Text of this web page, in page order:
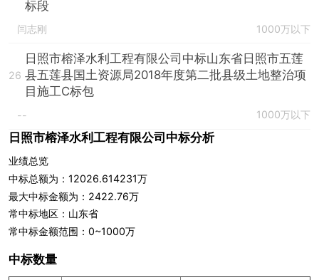
标段
闫志刚 1000万以下
26
日照市榕泽水利工程有限公司中标山东省日照市五莲
县五莲县国土资源局2018年度第二批县级土地整治项
目施工C标包
-- 1000万以下
日照市榕泽水利工程有限公司中标分析
业绩总览
中标总额为：12026.614231万
最大中标金额为：2422.76万
常中标地区：山东省
常中标金额范围：0~1000万
中标数量